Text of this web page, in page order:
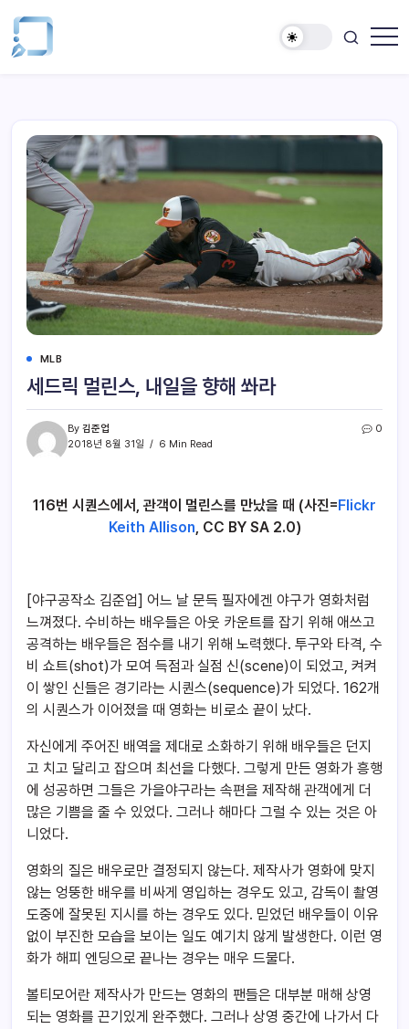
MLB
세드릭 멀린스, 내일을 향해 쏴라
By 김준업
2018년 8월 31일
6 Min Read
0
116번 시퀀스에서, 관객이 멀린스를 만났을 때 (사진=Flickr
Keith Allison, CC BY SA 2.0)
[야구공작소 김준업] 어느 날 문득 필자에겐 야구가 영화처럼
느껴졌다. 수비하는 배우들은 아웃 카운트를 잡기 위해 애쓰고
공격하는 배우들은 점수를 내기 위해 노력했다. 투구와 타격, 수
비 쇼트(shot)가 모여 득점과 실점 신(scene)이 되었고, 켜켜
이 쌓인 신들은 경기라는 시퀀스(sequence)가 되었다. 162개
의 시퀀스가 이어졌을 때 영화는 비로소 끝이 났다.
자신에게 주어진 배역을 제대로 소화하기 위해 배우들은 던지
고 치고 달리고 잡으며 최선을 다했다. 그렇게 만든 영화가 흥행
에 성공하면 그들은 가을야구라는 속편을 제작해 관객에게 더
많은 기쁨을 줄 수 있었다. 그러나 해마다 그럴 수 있는 것은 아
니었다.
영화의 질은 배우로만 결정되지 않는다. 제작사가 영화에 맞지
않는 엉뚱한 배우를 비싸게 영입하는 경우도 있고, 감독이 촬영
도중에 잘못된 지시를 하는 경우도 있다. 믿었던 배우들이 이유
없이 부진한 모습을 보이는 일도 예기치 않게 발생한다. 이런 영
화가 해피 엔딩으로 끝나는 경우는 매우 드물다.
볼티모어란 제작사가 만드는 영화의 팬들은 대부분 매해 상영
되는 영화를 끈기있게 완주했다. 그러나 상영 중간에 나가서 다